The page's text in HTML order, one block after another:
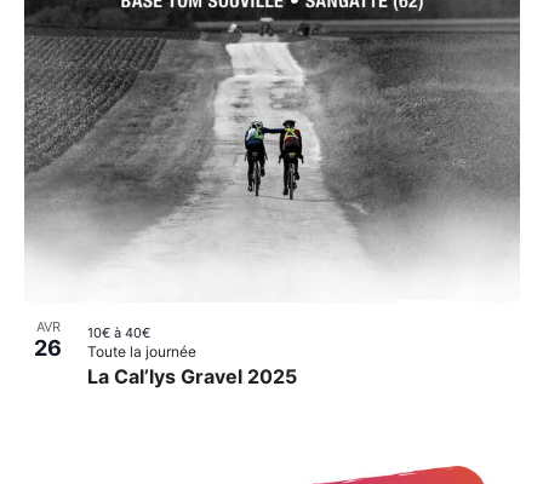
AVR
26
La Cal’lys Gravel 2025
Toute la journée
10€ à 40€